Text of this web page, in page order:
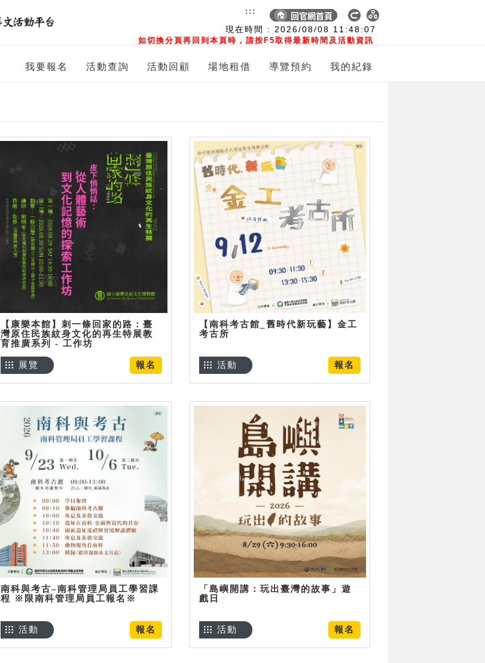
現在時間 : 2026/08/08 11:48:09
如切換分頁再回到本頁時，請按F5取得最新時間及活動資訊
:::
我要報名 活動查詢 活動回顧 場地租借 導覽預約 我的紀錄
【康樂本館】刺一條回家的路：臺
灣原住民族紋身文化的再生特展教
育推廣系列 - 工作坊
報名
展覽
【南科考古館_舊時代新玩藝】金工
考古所
報名
活動
南科與考古–南科管理局員工學習課
程 ※限南科管理局員工報名※
報名
活動
「島嶼開講：玩出臺灣的故事」遊
戲日
報名
活動